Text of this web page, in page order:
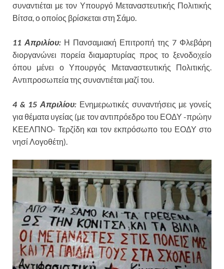
συναντιέται με τον Υπουργό Μεταναστευτικής Πολιτικής
Βίτσα, ο οποίος βρίσκεται στη Σάμο.
11 Απριλίου: Η Πανσαμιακή Επιτροπή της 7 Φλεβάρη
διοργανώνει πορεία διαμαρτυρίας προς το ξενοδοχείο
όπου μένει ο Υπουργός Μεταναστευτικής Πολιτικής.
Αντιπροσωπεία της συναντιέται μαζί του.
4 & 15 Απριλίου: Ενημερωτικές συναντήσεις με γονείς
για θέματα υγείας (με τον αντιπρόεδρο του ΕΟΔΥ -πρώην
ΚΕΕΛΠΝΟ- Τερζίδη και τον εκπρόσωπο του ΕΟΔΥ στο
νησί Λογοθέτη).